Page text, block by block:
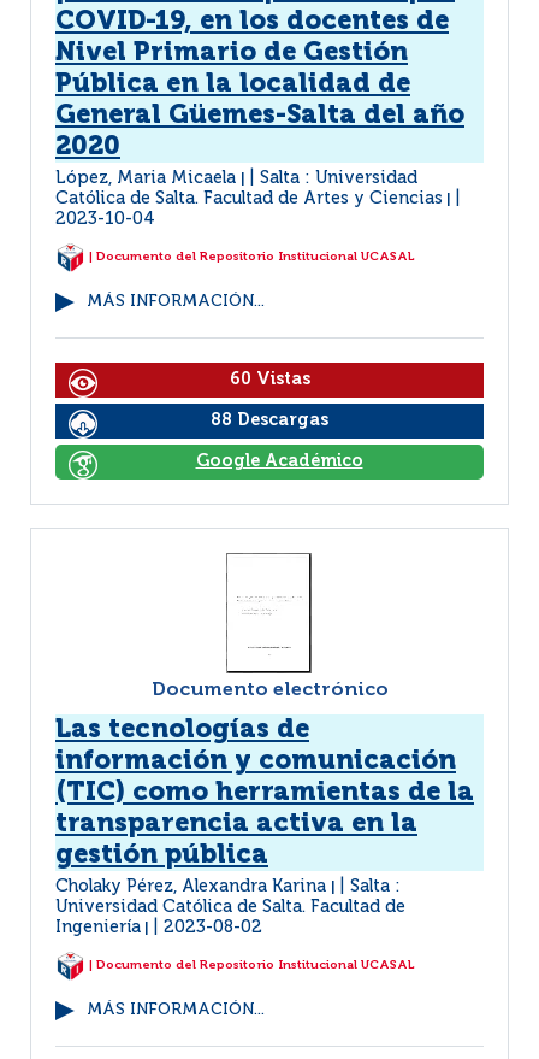
COVID-19, en los docentes de
Nivel Primario de Gestión
Pública en la localidad de
General Güemes-Salta del año
2020
López, Maria Micaela
Salta : Universidad
Católica de Salta. Facultad de Artes y Ciencias
2023-10-04
| Documento del Repositorio Institucional UCASAL
MÁS INFORMACIÓN...
60 Vistas
88 Descargas
Google Académico
Documento electrónico
Las tecnologías de
información y comunicación
(TIC) como herramientas de la
transparencia activa en la
gestión pública
Cholaky Pérez, Alexandra Karina
Salta :
Universidad Católica de Salta. Facultad de
Ingeniería
2023-08-02
| Documento del Repositorio Institucional UCASAL
MÁS INFORMACIÓN...